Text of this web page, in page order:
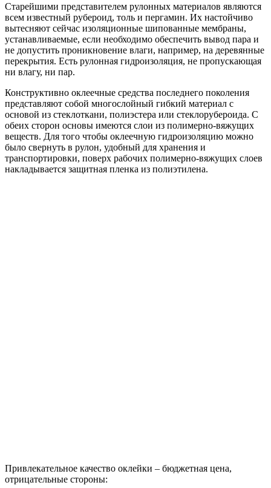
Старейшими представителем рулонных материалов являются
всем известный рубероид, толь и пергамин. Их настойчиво
вытесняют сейчас изоляционные шипованные мембраны,
устанавливаемые, если необходимо обеспечить вывод пара и
не допустить проникновение влаги, например, на деревянные
перекрытия. Есть рулонная гидроизоляция, не пропускающая
ни влагу, ни пар.
Конструктивно оклеечные средства последнего поколения
представляют собой многослойный гибкий материал с
основой из стеклоткани, полиэстера или стеклорубероида. С
обеих сторон основы имеются слои из полимерно-вяжущих
веществ. Для того чтобы оклеечную гидроизоляцию можно
было свернуть в рулон, удобный для хранения и
транспортировки, поверх рабочих полимерно-вяжущих слоев
накладывается защитная пленка из полиэтилена.
Привлекательное качество оклейки – бюджетная цена,
отрицательные стороны: